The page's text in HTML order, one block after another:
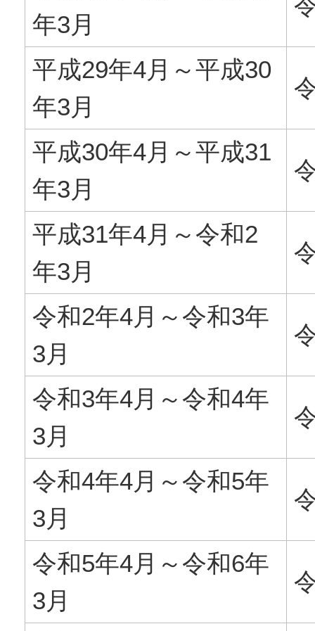
年3月
平成29年4月～平成30
年3月
平成30年4月～平成31
年3月
平成31年4月～令和2
年3月
令和2年4月～令和3年
3月
令和3年4月～令和4年
3月
令和4年4月～令和5年
3月
令和5年4月～令和6年
3月